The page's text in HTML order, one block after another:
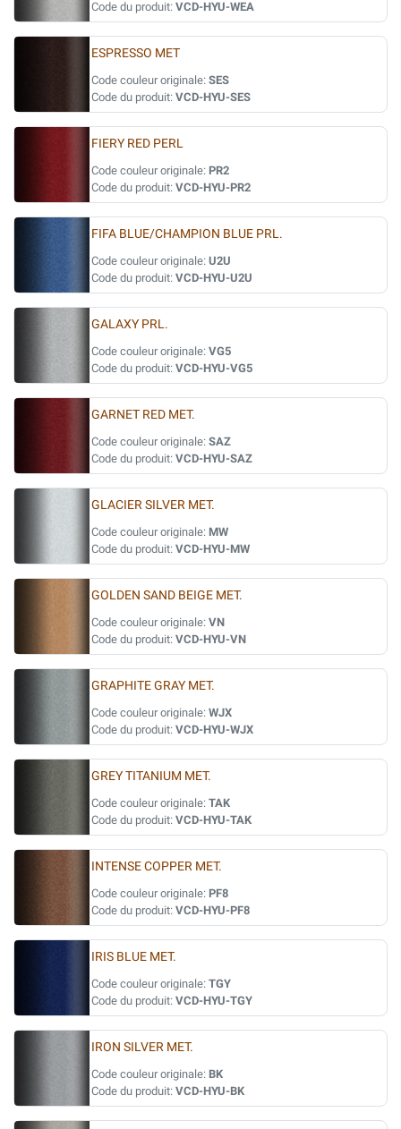
Code du produit: VCD-HYU-WEA
ESPRESSO MET
Code couleur originale: SES
Code du produit: VCD-HYU-SES
FIERY RED PERL
Code couleur originale: PR2
Code du produit: VCD-HYU-PR2
FIFA BLUE/CHAMPION BLUE PRL.
Code couleur originale: U2U
Code du produit: VCD-HYU-U2U
GALAXY PRL.
Code couleur originale: VG5
Code du produit: VCD-HYU-VG5
GARNET RED MET.
Code couleur originale: SAZ
Code du produit: VCD-HYU-SAZ
GLACIER SILVER MET.
Code couleur originale: MW
Code du produit: VCD-HYU-MW
GOLDEN SAND BEIGE MET.
Code couleur originale: VN
Code du produit: VCD-HYU-VN
GRAPHITE GRAY MET.
Code couleur originale: WJX
Code du produit: VCD-HYU-WJX
GREY TITANIUM MET.
Code couleur originale: TAK
Code du produit: VCD-HYU-TAK
INTENSE COPPER MET.
Code couleur originale: PF8
Code du produit: VCD-HYU-PF8
IRIS BLUE MET.
Code couleur originale: TGY
Code du produit: VCD-HYU-TGY
IRON SILVER MET.
Code couleur originale: BK
Code du produit: VCD-HYU-BK